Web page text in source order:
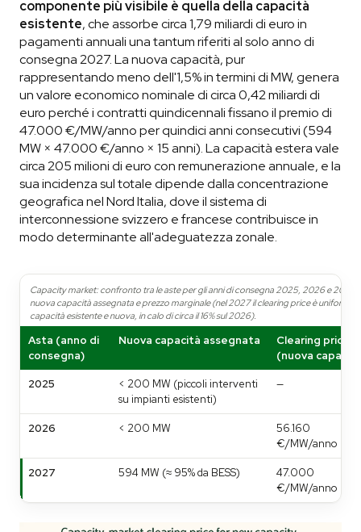
componente più visibile è quella della capacità
esistente, che assorbe circa 1,79 miliardi di euro in
pagamenti annuali una tantum riferiti al solo anno di
consegna 2027. La nuova capacità, pur
rappresentando meno dell'1,5% in termini di MW, genera
un valore economico nominale di circa 0,42 miliardi di
euro perché i contratti quindicennali fissano il premio di
47.000 €/MW/anno per quindici anni consecutivi (594
MW × 47.000 €/anno × 15 anni). La capacità estera vale
circa 205 milioni di euro con remunerazione annuale, e la
sua incidenza sul totale dipende dalla concentrazione
geografica nel Nord Italia, dove il sistema di
interconnessione svizzero e francese contribuisce in
modo determinante all'adeguatezza zonale.
Capacity market: confronto tra le aste per gli anni di consegna 2025, 2026 e 2027
nuova capacità assegnata e prezzo marginale (nel 2027 il clearing price è uniforme
capacità esistente e nuova, in calo di circa il 16% sul 2026).
Asta (anno di
consegna)
Nuova capacità assegnata
Clearing price
(nuova
2025
< 200 MW (piccoli interventi
su impianti esistenti)
—
2026 < 200 MW
56.160
€/MW/anno
2027 594 MW (≈ 95% da BESS)
47.000
€/MW/anno